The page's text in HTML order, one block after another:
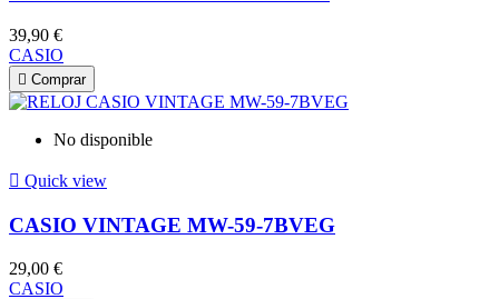
39,90 €
CASIO
 Comprar
No disponible
 Quick view
CASIO VINTAGE MW-59-7BVEG
29,00 €
CASIO